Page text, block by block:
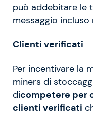
può addebitare le
messaggio incluso
Clienti verificati
Per incentivare la
miners di
dicompetere per
clienti verificati